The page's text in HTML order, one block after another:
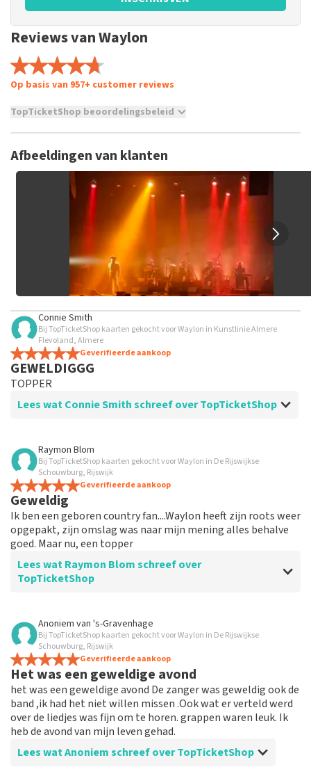
Reviews van Waylon
Op basis van 957+ customer reviews
TopTicketShop beoordelingsbeleid
niet mogelijk om een review achter te laten als je geen
tickets hebt aangeschaft bij TopTicketShop. Reviews met
grof taalgebruik en/of onwaarheden worden niet geplaatst.
Het kan enkele weken duren voordat een review wordt
Afbeeldingen van klanten
Connie Smith
Bij TopTicketShop kaarten gekocht voor Waylon in Kunstlinie Almere
Flevoland, Almere
Geverifieerde aankoop
GEWELDIGGG
TOPPER
Lees wat Connie Smith schreef over TopTicketShop
Beoordeling van Connie Smith over
Goed
Raymon Blom
Bij TopTicketShop kaarten gekocht voor Waylon in De Rijswijkse
Schouwburg, Rijswijk
Geverifieerde aankoop
Geweldig
Ik ben een geboren country fan....Waylon heeft zijn roots weer
opgepakt, zijn omslag was naar mijn mening alles behalve
goed. Maar nu, een topper
Lees wat Raymon Blom schreef over
TopTicketShop
Beoordeling van Raymon Blom over
Top
Prima service
Anoniem van 's-Gravenhage
Bij TopTicketShop kaarten gekocht voor Waylon in De Rijswijkse
Schouwburg, Rijswijk
Geverifieerde aankoop
Het was een geweldige avond
het was een geweldige avond De zanger was geweldig ook de
band ,ik had het niet willen missen .Ook wat er verteld werd
over de liedjes was fijn om te horen. grappen waren leuk. Ik
heb de avond van mijn leven gehad.
Lees wat Anoniem schreef over TopTicketShop